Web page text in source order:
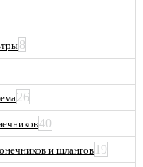
8
26
40
и шлангов 19